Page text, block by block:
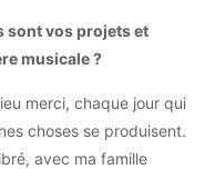
sont vos projets et
musicale ?
merci, chaque jour qui
choses se produisent.
avec ma famille